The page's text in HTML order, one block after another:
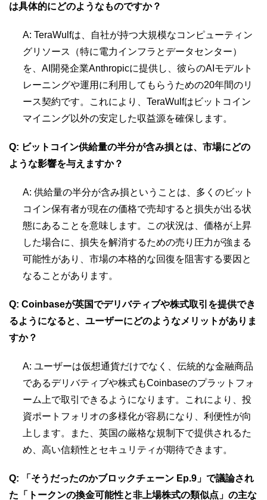
は具体的にどのようなものですか？
A: TeraWulfは、自社が持つ大規模なコンピューティン
グリソース（特に電力インフラとデータセンター）
を、AI開発企業Anthropicに提供し、彼らのAIモデルト
レーニングや運用に利用してもらうための20年間のリ
ース契約です。これにより、TeraWulfはビットコイン
マイニング以外の安定した収益源を確保します。
Q: ビットコイン供給量の半分が含み損とは、市場にどの
ような影響を与えますか？
A: 供給量の半分が含み損ということは、多くのビット
コイン保有者が現在の価格で売却すると損失が出る状
態にあることを意味します。この状況は、価格が上昇
した場合に、損失を解消するための売り圧力が強まる
可能性があり、市場の本格的な回復を阻害する要因と
なることがあります。
Q: Coinbaseが英国でデリバティブや株式取引を提供でき
るようになると、ユーザーにどのようなメリットがありま
すか？
A: ユーザーは仮想通貨だけでなく、伝統的な金融商品
であるデリバティブや株式もCoinbaseのプラットフォ
ーム上で取引できるようになります。これにより、投
資ポートフォリオの多様化が容易になり、利便性が向
上します。また、英国の厳格な規制下で提供されるた
め、高い信頼性とセキュリティが期待できます。
Q: 「そうだったのかブロックチェーン Ep.9」で議論され
た「トークンの換金可能性と非上場株式の類似点」の主な